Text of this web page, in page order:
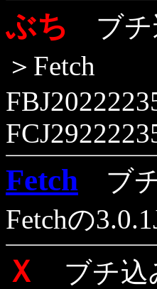
ぶち ブチ
＞Fetch
Fetch ブチ
Fetchの
Ｘ
ブチ込